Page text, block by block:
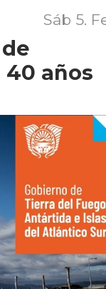
Sáb 5.
años